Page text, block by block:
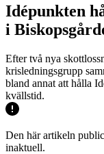
Idépunkten
i
Efter två nya
krisledningsgrupp
bland annat att hålla
kvällstid.
Den här artikeln
inaktuell.